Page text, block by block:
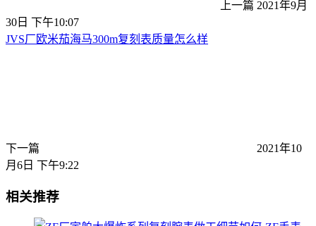
上一篇 2021年9月
30日 下午10:07
JVS厂欧米茄海马300m复刻表质量怎么样
下一篇
2021年10
月6日 下午9:22
相关推荐